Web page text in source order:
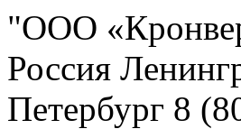
"ООО
Россия
Петербург 8